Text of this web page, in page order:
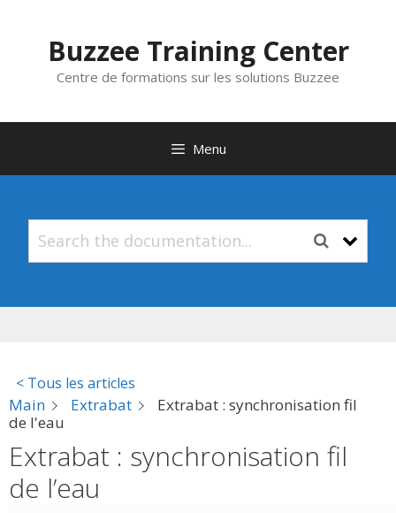
contenuBuzzee Training Center
Centre de formations sur les solutions Buzzee
Menu
< Tous les articles
Main Extrabat
Extrabat : synchronisation fil
de l'eau
Extrabat : synchronisation fil
de l’eau